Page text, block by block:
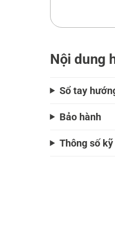
Nội dung
Sổ tay
Bảo hành
Thông số